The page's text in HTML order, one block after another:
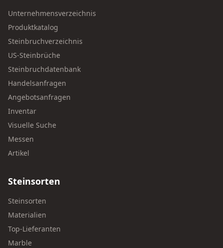
Unternehmensverzeichnis
Produktkatalog
Steinbruchverzeichnis
US-Steinbrüche
Steinbruchdatenbank
Handelsanfragen
Angebotsanfragen
Inventar
Visuelle Suche
Messen
Artikel
Steinsorten
Steinsorten
Materialien
Top-Lieferanten
Marble